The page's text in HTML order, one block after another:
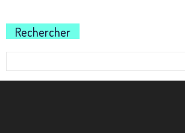
Rechercher